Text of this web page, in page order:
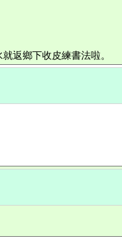
返鄉下收皮練書法啦。